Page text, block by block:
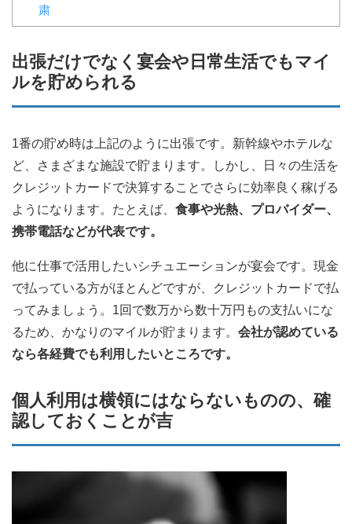
粛
出張だけでなく宴会や日常生活でもマイ
ルを貯められる
1番の貯め時は上記のように出張です。新幹線やホテルな
ど、さまざまな施設で貯まります。しかし、日々の生活を
クレジットカードで決算することでさらに効率良く稼げる
ようになります。たとえば、 食事や光熱、プロバイダー、
携帯電話などが代表です。
他に仕事で活用したいシチュエーションが宴会です。現金
で払っている方がほとんどですが、クレジットカードで払
ってみましょう。1回で数万から数十万円もの支払いにな
るため、かなりのマイルが貯まります。 会社が認めている
なら各経費でも利用したいところです。
個人利用は横領にはならないものの、確
認しておくことが吉